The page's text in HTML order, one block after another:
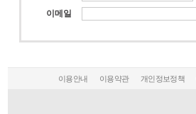
다가구/기숙사
체류형쉼터
시공사례
이메일
이용안내 이용약관 개인정보정책